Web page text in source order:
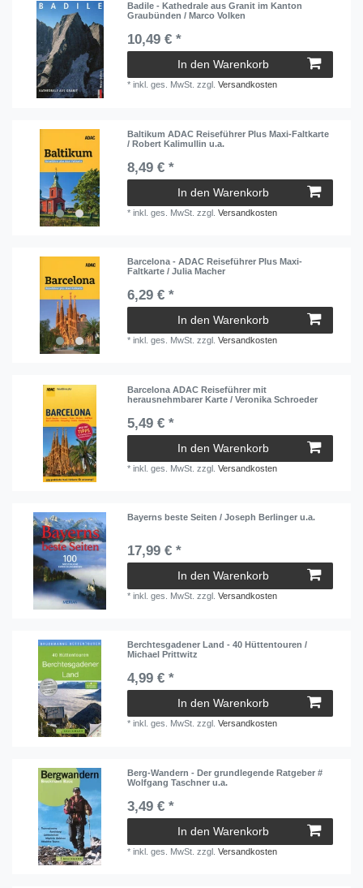
Badile - Kathedrale aus Granit im Kanton
Graubünden / Marco Volken
10,49 € *
In den Warenkorb
*inkl. ges. MwSt. zzgl.Versandkosten
Baltikum ADAC Reiseführer Plus Maxi-Faltkarte
/ Robert Kalimullin u.a.
8,49 € *
In den Warenkorb
*inkl. ges. MwSt. zzgl.Versandkosten
Barcelona - ADAC Reiseführer Plus Maxi-
Faltkarte / Julia Macher
6,29 € *
In den Warenkorb
*inkl. ges. MwSt. zzgl.Versandkosten
Barcelona ADAC Reiseführer mit
herausnehmbarer Karte / Veronika Schroeder
5,49 € *
In den Warenkorb
*inkl. ges. MwSt. zzgl.Versandkosten
Bayerns beste Seiten / Joseph Berlinger u.a.
17,99 € *
In den Warenkorb
*inkl. ges. MwSt. zzgl.Versandkosten
Berchtesgadener Land - 40 Hüttentouren /
Michael Prittwitz
4,99 € *
In den Warenkorb
*inkl. ges. MwSt. zzgl.Versandkosten
Berg-Wandern - Der grundlegende Ratgeber #
Wolfgang Taschner u.a.
3,49 € *
In den Warenkorb
*inkl. ges. MwSt. zzgl.Versandkosten